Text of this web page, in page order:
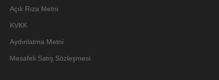
Açık Rıza Metni
KVKK
Aydınlatma Metni
Mesafeli Satış Sözleşmesi